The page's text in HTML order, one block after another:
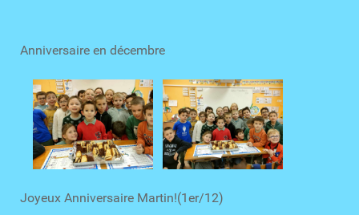
Anniversaire en décembre
Joyeux Anniversaire Martin!(1er/12)